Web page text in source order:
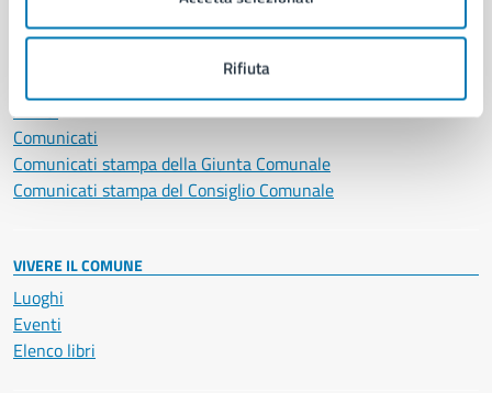
Rifiuta
Avvisi
Comunicati
Comunicati stampa della Giunta Comunale
Comunicati stampa del Consiglio Comunale
VIVERE IL COMUNE
Luoghi
Eventi
Elenco libri